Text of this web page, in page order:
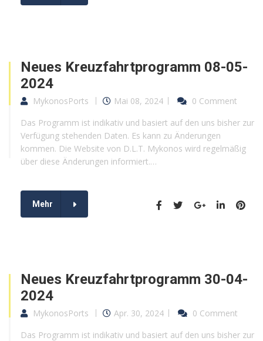
Neues Kreuzfahrtprogramm 08-05-
2024
MykonosPorts Mai 08, 2024
0 Comment
Das Programm ist indikativ und basiert auf den uns bisher zur
Verfügung stehenden Daten. Es kann zu Änderungen
kommen. Die Website von D.L.T. Mykonos wird regelmäßig
über diese Änderungen informiert.…
Mehr
Neues Kreuzfahrtprogramm 30-04-
2024
MykonosPorts Apr. 30, 2024
0 Comment
Das Programm ist indikativ und basiert auf den uns bisher zur